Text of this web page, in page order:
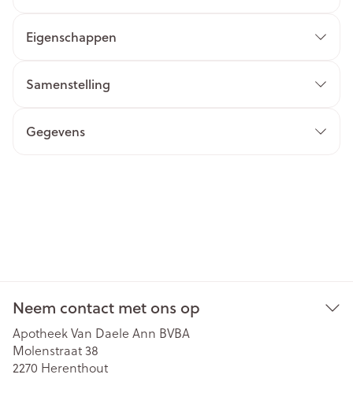
Eigenschappen
Samenstelling
Gegevens
Neem contact met ons op
Apotheek Van Daele Ann BVBA
Molenstraat 38
2270 Herenthout